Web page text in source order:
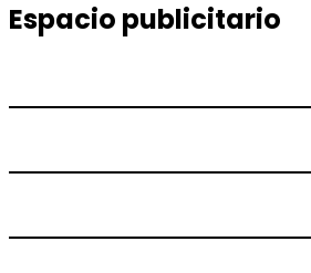
Espacio publicitario